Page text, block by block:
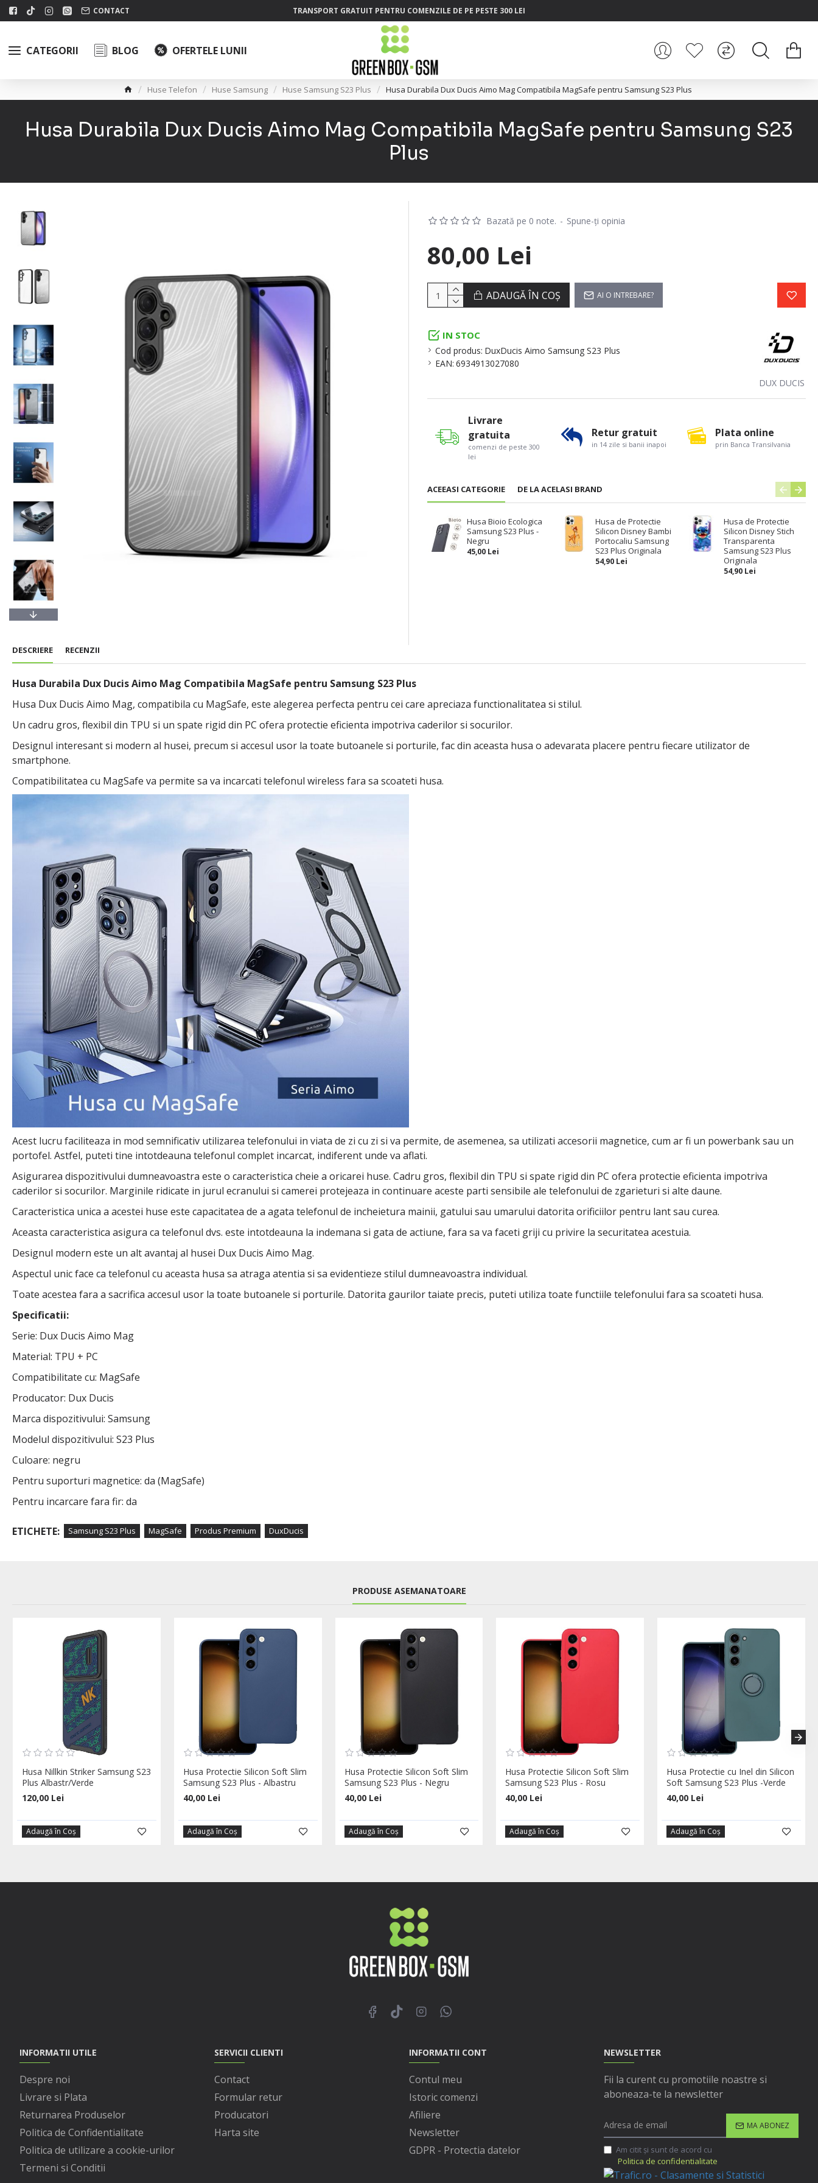
CONTACT TRANSPORT GRATUIT PENTRU COMENZILE DE PE PESTE 300 LEI
CATEGORII BLOG OFERTELE LUNII
Huse Telefon Huse Samsung Huse Samsung S23 Plus Husa Durabila Dux Ducis Aimo Mag Compatibila MagSafe pentru Samsung S23 Plus
Husa Durabila Dux Ducis Aimo Mag Compatibila MagSafe pentru Samsung S23
Plus
IN STOC
Cod produs: DuxDucis Aimo Samsung S23 Plus
EAN: 6934913027080
DUX DUCIS
Bazată pe 0 note. - Spune-ţi opinia
80,00 Lei
ADAUGĂ ÎN COŞ AI O INTREBARE?
ACEEASI CATEGORIE DE LA ACELASI BRAND
Husa Bioio Ecologica
Samsung S23 Plus -
Negru
45,00 Lei
Husa de Protectie
Silicon Disney Bambi
Portocaliu Samsung
S23 Plus Originala
54,90 Lei
Husa de Protectie
Silicon Disney Stich
Transparenta
Samsung S23 Plus
Originala
54,90 Lei
Livrare
gratuita
comenzi de peste 300
lei
Retur gratuit
in 14 zile si banii inapoi
Plata online
prin Banca Transilvania
DESCRIERE RECENZII
Husa Durabila Dux Ducis Aimo Mag Compatibila MagSafe pentru Samsung S23 Plus
Husa Dux Ducis Aimo Mag, compatibila cu MagSafe, este alegerea perfecta pentru cei care apreciaza functionalitatea si stilul.
Un cadru gros, flexibil din TPU si un spate rigid din PC ofera protectie eficienta impotriva caderilor si socurilor.
Designul interesant si modern al husei, precum si accesul usor la toate butoanele si porturile, fac din aceasta husa o adevarata placere pentru fiecare utilizator de
smartphone.
Compatibilitatea cu MagSafe va permite sa va incarcati telefonul wireless fara sa scoateti husa.
Acest lucru faciliteaza in mod semnificativ utilizarea telefonului in viata de zi cu zi si va permite, de asemenea, sa utilizati accesorii magnetice, cum ar fi un powerbank sau un
portofel. Astfel, puteti tine intotdeauna telefonul complet incarcat, indiferent unde va aflati.
Asigurarea dispozitivului dumneavoastra este o caracteristica cheie a oricarei huse. Cadru gros, flexibil din TPU si spate rigid din PC ofera protectie eficienta impotriva
caderilor si socurilor. Marginile ridicate in jurul ecranului si camerei protejeaza in continuare aceste parti sensibile ale telefonului de zgarieturi si alte daune.
Caracteristica unica a acestei huse este capacitatea de a agata telefonul de incheietura mainii, gatului sau umarului datorita orificiilor pentru lant sau curea.
Aceasta caracteristica asigura ca telefonul dvs. este intotdeauna la indemana si gata de actiune, fara sa va faceti griji cu privire la securitatea acestuia.
Designul modern este un alt avantaj al husei Dux Ducis Aimo Mag.
Aspectul unic face ca telefonul cu aceasta husa sa atraga atentia si sa evidentieze stilul dumneavoastra individual.
Toate acestea fara a sacrifica accesul usor la toate butoanele si porturile. Datorita gaurilor taiate precis, puteti utiliza toate functiile telefonului fara sa scoateti husa.
Specificatii:
Serie: Dux Ducis Aimo Mag
Material: TPU + PC
Compatibilitate cu: MagSafe
Producator: Dux Ducis
Marca dispozitivului: Samsung
Modelul dispozitivului: S23 Plus
Culoare: negru
Pentru suporturi magnetice: da (MagSafe)
Pentru incarcare fara fir: da
ETICHETE: Samsung S23 Plus MagSafe Produs Premium DuxDucis
PRODUSE ASEMANATOARE
Husa Nillkin Striker Samsung S23
Plus Albastr/Verde
120,00 Lei
Adaugă în Coş
Husa Protectie Silicon Soft Slim
Samsung S23 Plus - Albastru
40,00 Lei
Adaugă în Coş
Husa Protectie Silicon Soft Slim
Samsung S23 Plus - Negru
40,00 Lei
Adaugă în Coş
Husa Protectie Silicon Soft Slim
Samsung S23 Plus - Rosu
40,00 Lei
Adaugă în Coş
Husa Protectie cu Inel din Silicon
Soft Samsung S23 Plus -Verde
40,00 Lei
Adaugă în Coş
INFORMATII UTILE
Despre noi
Livrare si Plata
Returnarea Produselor
Politica de Confidentialitate
Politica de utilizare a cookie-urilor
Termeni si Conditii
SERVICII CLIENTI
Contact
Formular retur
Producatori
Harta site
INFORMATII CONT
Contul meu
Istoric comenzi
Afiliere
Newsletter
GDPR - Protectia datelor
NEWSLETTER
Fii la curent cu promotiile noastre si
aboneaza-te la newsletter
MA ABONEZ
Am citit şi sunt de acord cu
Politica de confidentialitate